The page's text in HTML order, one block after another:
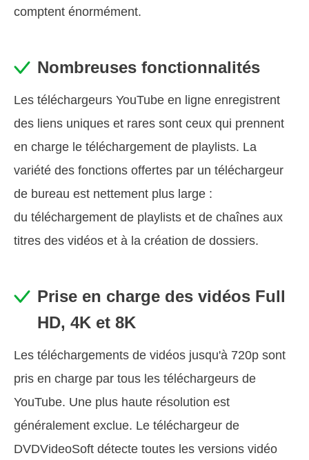
comptent énormément.
Nombreuses fonctionnalités
Les téléchargeurs YouTube en ligne enregistrent
des liens uniques et rares sont ceux qui prennent
en charge le téléchargement de playlists. La
variété des fonctions offertes par un téléchargeur
de bureau est nettement plus large :
du téléchargement de playlists et de chaînes aux
titres des vidéos et à la création de dossiers.
Prise en charge des vidéos Full
HD, 4K et 8K
Les téléchargements de vidéos jusqu'à 720p sont
pris en charge par tous les téléchargeurs de
YouTube. Une plus haute résolution est
généralement exclue. Le téléchargeur de
DVDVideoSoft détecte toutes les versions vidéo